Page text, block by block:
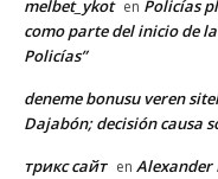
melbet_ykot en Policías
como parte del inicio de
Policías”
deneme bonusu veren
Dajabón; decisión causa
трикс сайт en Alexander